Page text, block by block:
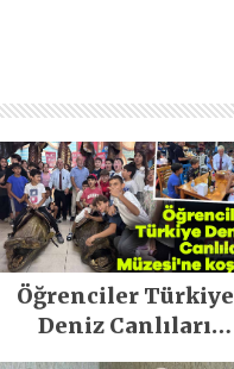
Öğrenciler Türkiye
Deniz Canlıları